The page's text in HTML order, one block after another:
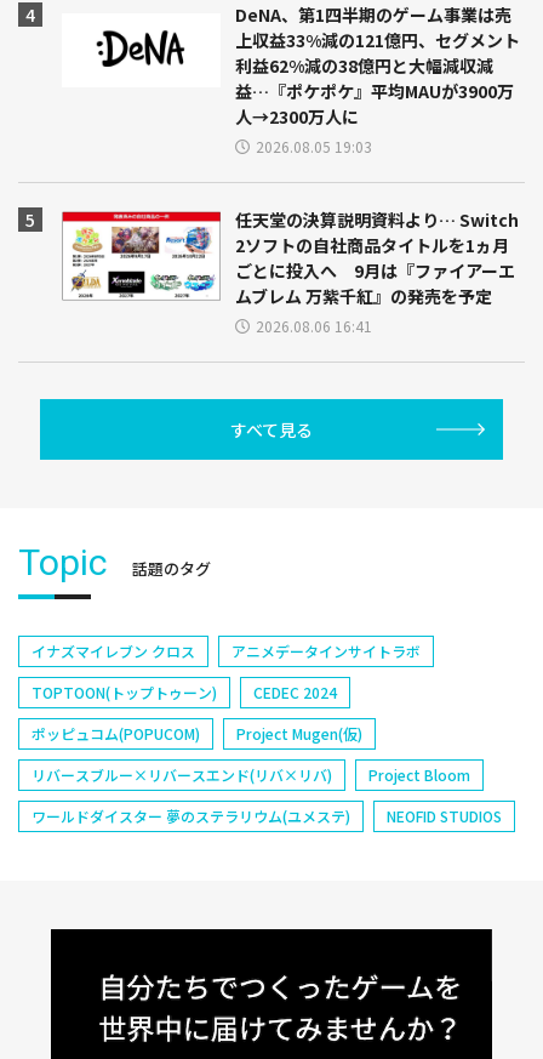
DeNA、第1四半期のゲーム事業は売
上収益33%減の121億円、セグメント
利益62%減の38億円と大幅減収減
益…『ポケポケ』平均MAUが3900万
人→2300万人に
2026.08.05 19:03
任天堂の決算説明資料より… Switch
2ソフトの自社商品タイトルを1ヵ月
ごとに投入へ 9月は『ファイアーエ
ムブレム 万紫千紅』の発売を予定
2026.08.06 16:41
すべて見る
Topic 話題のタグ
イナズマイレブン クロス
アニメデータインサイトラボ
TOPTOON(トップトゥーン)
CEDEC 2024
ポッピュコム(POPUCOM)
Project Mugen(仮)
リバースブルー×リバースエンド(リバ×リバ)
Project Bloom
ワールドダイスター 夢のステラリウム(ユメステ)
NEOFID STUDIOS